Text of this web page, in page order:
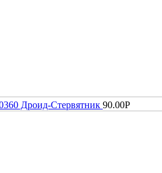
Дроид-Стервятник 90.00Р